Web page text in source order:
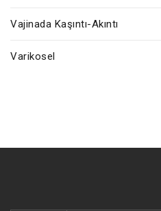
Vajinada Kaşıntı-Akıntı
Varikosel